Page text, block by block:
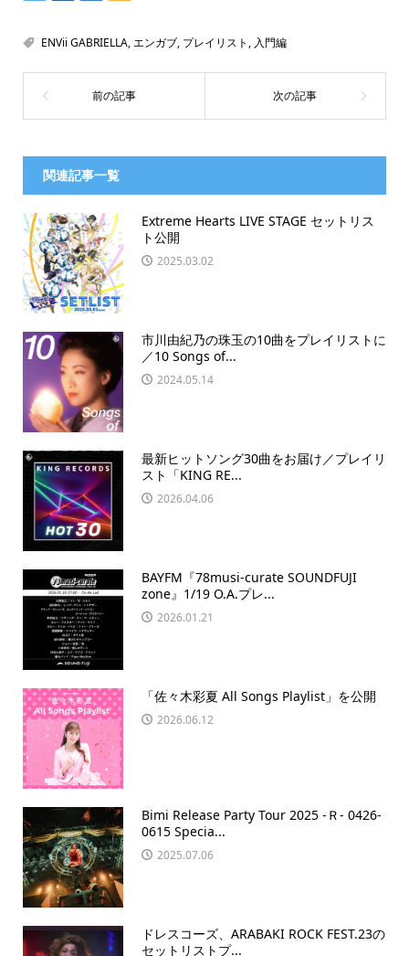
ENVii GABRIELLA,エンガブ, プレイリスト , 入門編
関連記事一覧
Extreme Hearts LIVE STAGE セットリス
ト公開
2025.03.02
市川由紀乃の珠玉の10曲をプレイリストに
／10 Songs of...
2024.05.14
最新ヒットソング30曲をお届け／プレイリ
スト「KING RE...
2026.04.06
BAYFM『78musi-curate SOUNDFUJI
zone』1/19 O.A.プレ...
2026.01.21
「佐々木彩夏 All Songs Playlist」を公開
2026.06.12
Bimi Release Party Tour 2025 -Ｒ- 0426-
0615 Specia...
2025.07.06
ドレスコーズ、ARABAKI ROCK FEST.23の
セットリストプ...